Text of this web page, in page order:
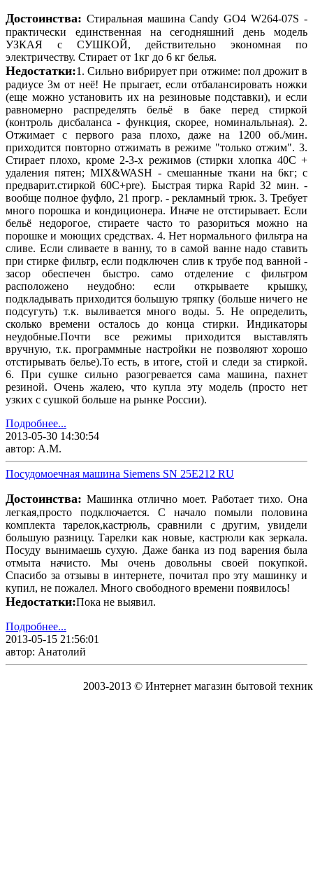
Достоинства: Стиральная машина Candy GO4 W264-07S -
практически единственная на сегодняшний день модель
УЗКАЯ с СУШКОЙ, действительно экономная по
электричеству. Стирает от 1кг до 6 кг белья.
Недостатки:1. Сильно вибрирует при отжиме: пол дрожит в
радиусе 3м от неё! Не прыгает, если отбалансировать ножки
(еще можно установить их на резиновые подставки), и если
равномерно распределять бельё в баке перед стиркой
(контроль дисбаланса - функция, скорее, номинальльная). 2.
Отжимает с первого раза плохо, даже на 1200 об./мин.
приходится повторно отжимать в режиме "только отжим". 3.
Стирает плохо, кроме 2-3-х режимов (стирки хлопка 40С +
удаления пятен; MIX&WASH - смешанные ткани на 6кг; с
предварит.стиркой 60С+pre). Быстрая тирка Rapid 32 мин. -
вообще полное фуфло, 21 прогр. - рекламный трюк. 3. Требует
много порошка и кондиционера. Иначе не отстирывает. Если
бельё недорогое, стираете часто то разориться можно на
порошке и моющих средствах. 4. Нет нормального фильтра на
сливе. Если сливаете в ванну, то в самой ванне надо ставить
при стирке фильтр, если подключен слив к трубе под ванной -
засор обеспечен быстро. само отделение с фильтром
расположено неудобно: если открываете крышку,
подкладывать приходится большую тряпку (больше ничего не
подсугуть) т.к. выливается много воды. 5. Не определить,
сколько времени осталось до конца стирки. Индикаторы
неудобные.Почти все режимы приходится выставлять
вручную, т.к. программные настройки не позволяют хорошо
отстирывать белье).То есть, в итоге, стой и следи за стиркой.
6. При сушке сильно разогревается сама машина, пахнет
резиной. Очень жалею, что купла эту модель (просто нет
узких с сушкой больше на рынке России).
Подробнее...
2013-05-30 14:30:54
автор: А.М.
Посудомоечная машина Siemens SN 25E212 RU
Достоинства: Машинка отлично моет. Работает тихо. Она
легкая,просто подключается. С начало помыли половина
комплекта тарелок,кастрюль, сравнили с другим, увидели
большую разницу. Тарелки как новые, кастрюли как зеркала.
Посуду вынимаешь сухую. Даже банка из под варения была
отмыта начисто. Мы очень довольны своей покупкой.
Спасибо за отзывы в интернете, почитал про эту машинку и
купил, не пожалел. Много свободного времени появилось!
Недостатки:Пока не выявил.
Подробнее...
2013-05-15 21:56:01
автор: Анатолий
2003-2013 © Интернет магазин бытовой